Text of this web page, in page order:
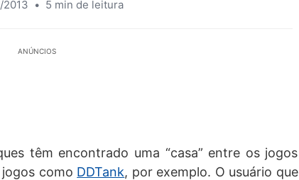
2013 • 5 min de leitura
ANÚNCIOS
têm encontrado uma “casa” entre os jogos
como DDTank, por exemplo. O usuário que